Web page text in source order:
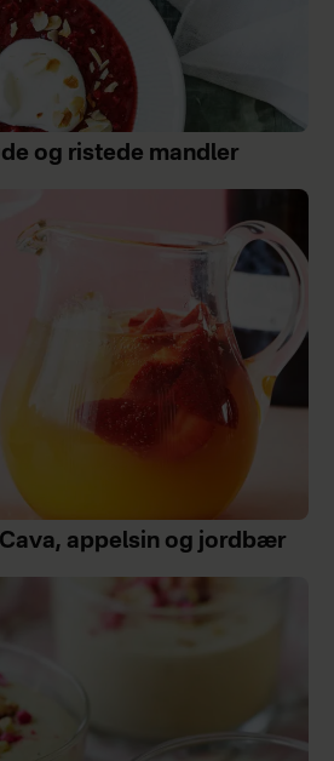
og ristede mandler
appelsin og jordbær